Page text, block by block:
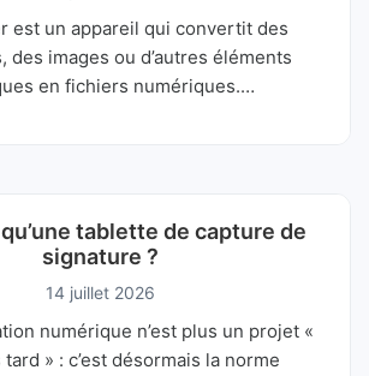
est un appareil qui convertit des
des images ou d’autres éléments
en fichiers numériques.…
tablette de capture de
signature ?
14 juillet 2026
numérique n’est plus un projet «
» : c’est désormais la norme